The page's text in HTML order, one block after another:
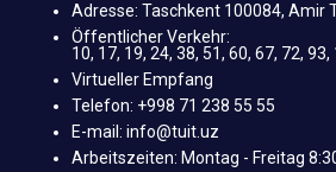
Adresse: Taschkent 100084, Amir
Öffentlicher Verkehr:
10, 17, 19, 24, 38, 51, 60, 67, 72, 93,
Virtueller Empfang
Telefon: +998 71 238 55 55
E-mail: info@tuit.uz
Arbeitszeiten: Montag - Freitag